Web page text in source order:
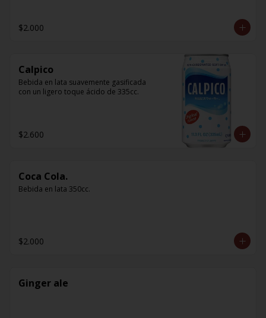
$2.000
Calpico
Bebida en lata suavemente gasificada
con un ligero toque ácido de 335cc.
$2.600
Coca Cola.
Bebida en lata 350cc.
$2.000
Ginger ale